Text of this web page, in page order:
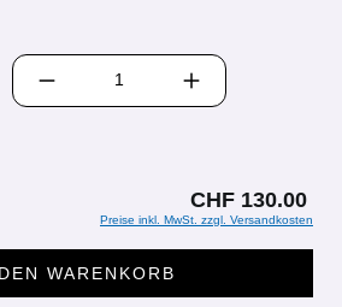
PRODUKT ANZAHL: GIB DEN
CHF 130.00
Preise inkl. MwSt. zzgl. Versandkosten
WARENKORB